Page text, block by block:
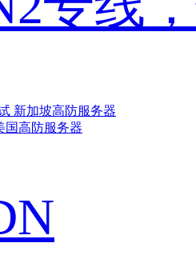
新加坡高防服务器
国高防服务器